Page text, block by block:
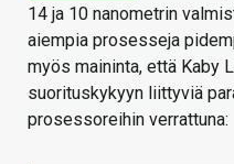
14 ja 10 nanometrin
aiempia prosesseja
myös maininta, että Kaby
suorituskykyyn liittyviä
prosessoreihin verrattuna: